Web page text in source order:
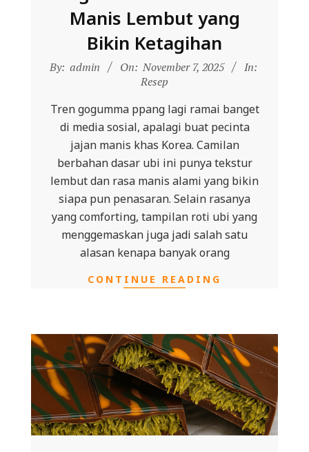
Manis Lembut yang
Bikin Ketagihan
2025-
By: admin On: November 7, 2025
In:
Resep
Tren gogumma ppang lagi ramai banget
di media sosial, apalagi buat pecinta
jajan manis khas Korea. Camilan
berbahan dasar ubi ini punya tekstur
lembut dan rasa manis alami yang bikin
siapa pun penasaran. Selain rasanya
yang comforting, tampilan roti ubi yang
menggemaskan juga jadi salah satu
alasan kenapa banyak orang
CONTINUE READING